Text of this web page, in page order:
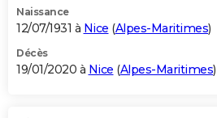
Naissance
12/07/1931 à Nice (Alpes-Maritimes)
Décès
19/01/2020 à Nice (Alpes-Maritimes)